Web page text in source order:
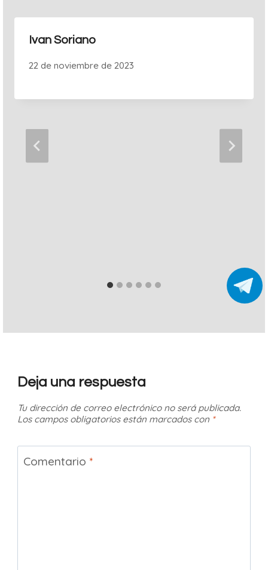
Ivan Soriano
22 de noviembre de 2023
Deja una respuesta
Tu dirección de correo electrónico no será publicada.
Los campos obligatorios están marcados con *
Comentario *